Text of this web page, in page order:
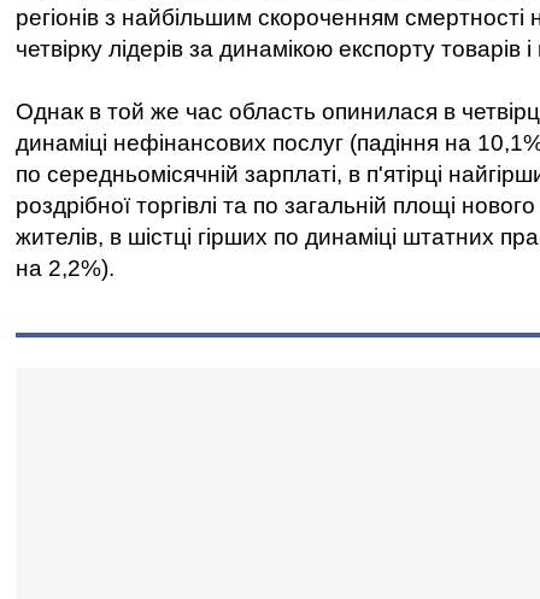
регіонів з найбільшим скороченням смертності
четвірку лідерів за динамікою експорту товарів і
Однак в той же час область опинилася в
динаміці нефінансових послуг (падіння на
по середньомісячній зарплаті, в п'ятірці
роздрібної торгівлі та по загальній площі
жителів, в шістці гірших по динаміці штатних
на 2,2%).